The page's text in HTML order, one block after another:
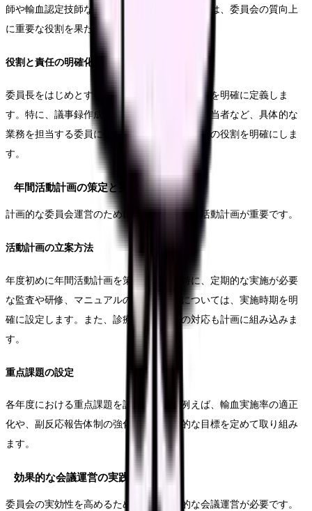
師や輸血認定技師などの専門資格保持者の参加は、委員会の質向上
に重要な役割を果たします。
役割と責任の明確化
委員長をはじめとする各メンバーの役割と責任を明確に定義しま
す。特に、議事録作成担当者や、データ分析担当者など、具体的な
業務を担当する委員については、実務レベルでの役割を明確にしま
す。
年間活動計画の策定と実施
計画的な委員会運営のために、年間を通じた活動計画が重要です。
活動計画の立案方法
年度初めに年間活動計画を策定します。特に、定期的な実施が必要
な監査や研修、マニュアルの見直しなどについては、実施時期を明
確に設定します。また、診療報酬改定への対応も計画に組み込みま
す。
重点課題の設定
各年度における重点課題を設定します。例えば、輸血実施率の適正
化や、副反応報告体制の強化など、具体的な目標を定めて取り組み
ます。
効果的な会議運営の実践
委員会の実効性を高めるためには、効率的な会議運営が必要です。